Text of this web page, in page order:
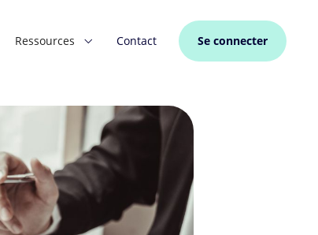
Ressources Contact Se connecter